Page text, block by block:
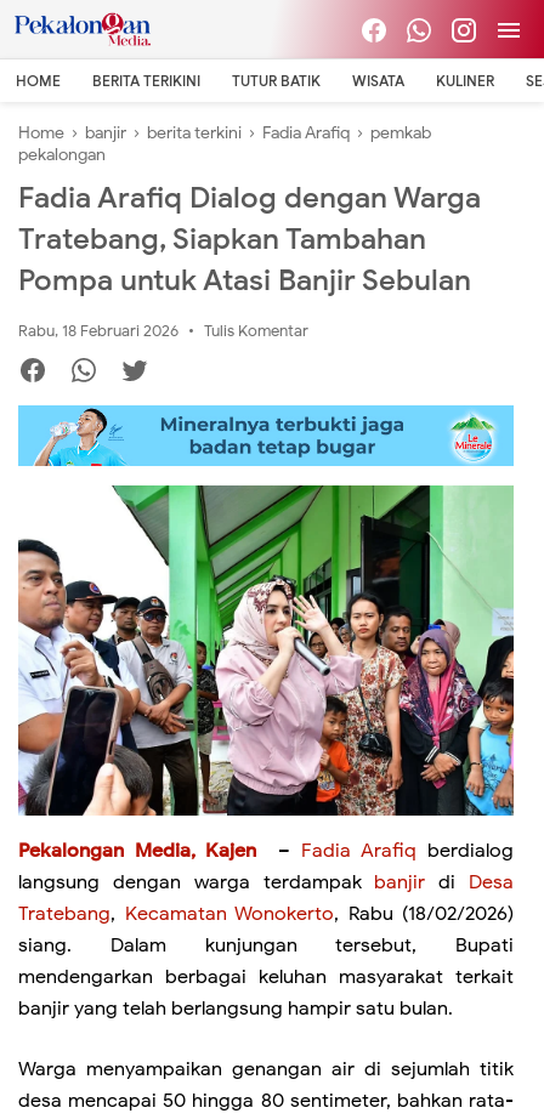
HOME BERITA TERIKINI TUTUR BATIK WISATA KULINER
Home › banjir › berita terkini › Fadia Arafiq › pemkab
pekalongan
Fadia Arafiq Dialog dengan Warga
Tratebang, Siapkan Tambahan
Pompa untuk Atasi Banjir Sebulan
Rabu, 18 Februari 2026 Tulis Komentar
Pekalongan Media, Kajen – Fadia Arafiq berdialog
langsung dengan warga terdampak banjir di Desa
Tratebang, Kecamatan Wonokerto, Rabu (18/02/2026)
siang. Dalam kunjungan tersebut, Bupati
mendengarkan berbagai keluhan masyarakat terkait
banjir yang telah berlangsung hampir satu bulan.
Warga menyampaikan genangan air di sejumlah titik
desa mencapai 50 hingga 80 sentimeter, bahkan rata-